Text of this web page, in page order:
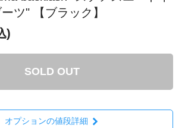
ツ" 【ブラック】
)
SOLD OUT
オプションの値段詳細